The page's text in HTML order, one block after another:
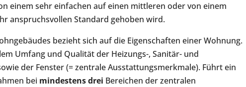
einem sehr einfachen auf einen mittleren oder von einem
anspruchsvollen Standard gehoben wird.
bezieht sich auf die Eigenschaften einer Wohnung.
Umfang und Qualität der Heizungs-, Sanitär- und
der Fenster (= zentrale Ausstattungsmerkmale). Führt ein
bei mindestens drei Bereichen der zentralen